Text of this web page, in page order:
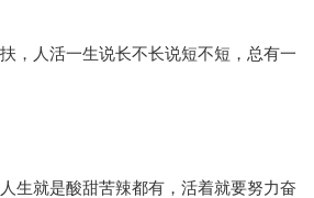
，人活一生说长不长说短不短，总有一
生就是酸甜苦辣都有，活着就要努力奋